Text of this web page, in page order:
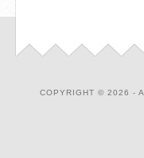
COPYRIGHT © 2026 -